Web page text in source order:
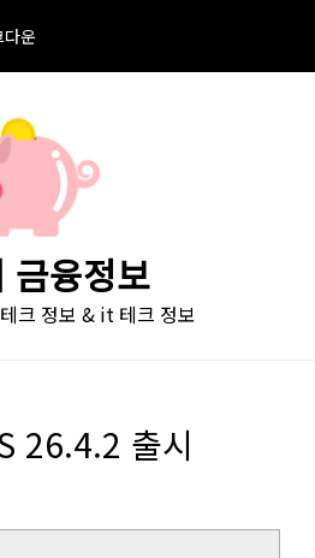
다운
금융정보
크 정보 & it 테크 정보
26.4.2 출시